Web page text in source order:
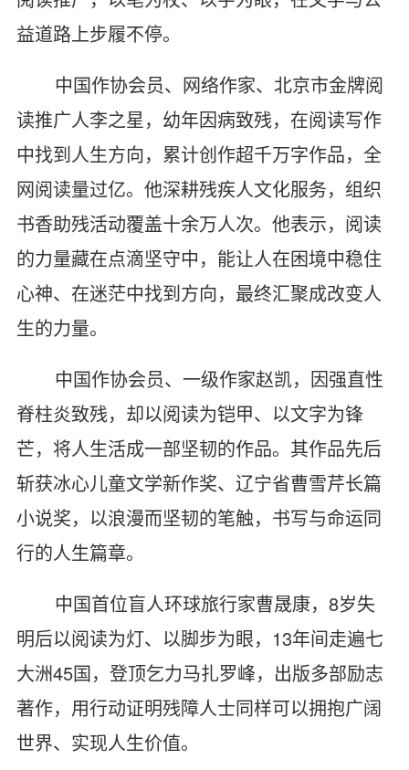
益道路上步履不停。
中国作协会员、网络作家、北京市金牌阅
读推广人李之星，幼年因病致残，在阅读写作
中找到人生方向，累计创作超千万字作品，全
网阅读量过亿。他深耕残疾人文化服务，组织
书香助残活动覆盖十余万人次。他表示，阅读
的力量藏在点滴坚守中，能让人在困境中稳住
心神、在迷茫中找到方向，最终汇聚成改变人
生的力量。
中国作协会员、一级作家赵凯，因强直性
脊柱炎致残，却以阅读为铠甲、以文字为锋
芒，将人生活成一部坚韧的作品。其作品先后
斩获冰心儿童文学新作奖、辽宁省曹雪芹长篇
小说奖，以浪漫而坚韧的笔触，书写与命运同
行的人生篇章。
中国首位盲人环球旅行家曹晟康，8岁失
明后以阅读为灯、以脚步为眼，13年间走遍七
大洲45国，登顶乞力马扎罗峰，出版多部励志
著作，用行动证明残障人士同样可以拥抱广阔
世界、实现人生价值。